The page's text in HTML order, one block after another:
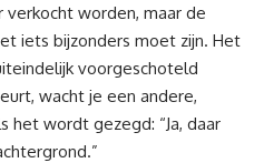
worden, maar de
iets bijzonders moet zijn. Het
voorgeschoteld
wacht je een andere,
het wordt gezegd: “Ja, daar